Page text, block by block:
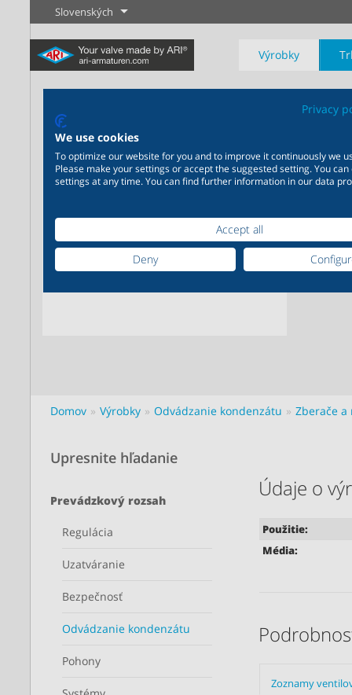
Slovenských
Výrobky
Novinky
Zistiť viac
Regulácia
Zistiť viac Zistiť viac
Priemysel
priemysel - Váš flexibilný
aplikácie
Zistiť viac
Chémia
- Výrobné riešenia šité na
mieru Vašim individuálnym
požiadavkám
Zistiť viac
Domov Výrobky Odvádzanie kondenzátu Zberače a
Údaje o
Použitie:
Média:
Zoznamy
Upresnite hľadanie
Prevádzkový rozsah
Regulácia
Uzatváranie
Bezpečnosť
Odvádzanie kondenzátu
Pohony
Privacy
We use cookies
To optimize our website for you and to improve it continuously we
Please make your settings or accept the suggested setting. You
settings at any time. You can find further information in our data
Accept all
Deny